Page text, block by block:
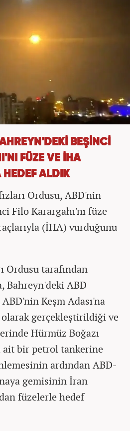
BEŞİNCİ
FÜZE VE İHA
ALDIK
Ordusu, ABD'nin
Filo Karargahı'nı füze
(İHA) vurduğunu
Ordusu tarafından
Bahreyn'deki ABD
Keşm Adası'na
olarak gerçekleştirildiği ve
Hürmüz Boğazı
ait bir petrol tankerine
ardından ABD-
gemisinin İran
füzelerle hedef